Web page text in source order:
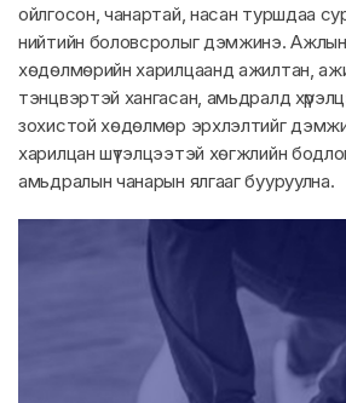
ойлгосон, чанартай, насан туршдаа
нийтийн боловсролыг дэмжинэ. Ажлын
хөдөлмөрийн харилцаанд ажилтан,
тэнцвэртэй хангасан, амьдралд
зохистой хөдөлмөр эрхлэлтийг
харилцан шүтэлцээтэй хөгжлийн
амьдралын чанарын ялгааг бууруулна.